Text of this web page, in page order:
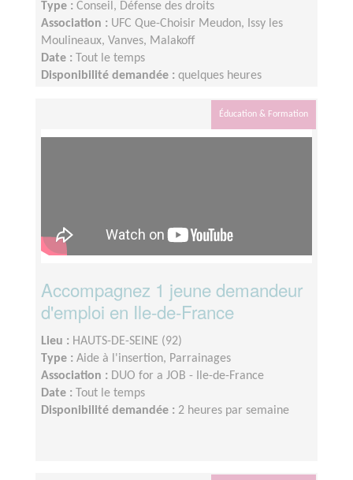
Type : Conseil, Défense des droits
Association : UFC Que-Choisir Meudon, Issy les
Moulineaux, Vanves, Malakoff
Date :
Tout le temps
Disponibilité demandée : quelques heures
Éducation & Formation
Accompagnez 1 jeune demandeur
d'emploi en Ile-de-France
Lieu : HAUTS-DE-SEINE (92)
Type : Aide à l'insertion, Parrainages
Association : DUO for a JOB - Ile-de-France
Date :
Tout le temps
Disponibilité demandée : 2 heures par semaine